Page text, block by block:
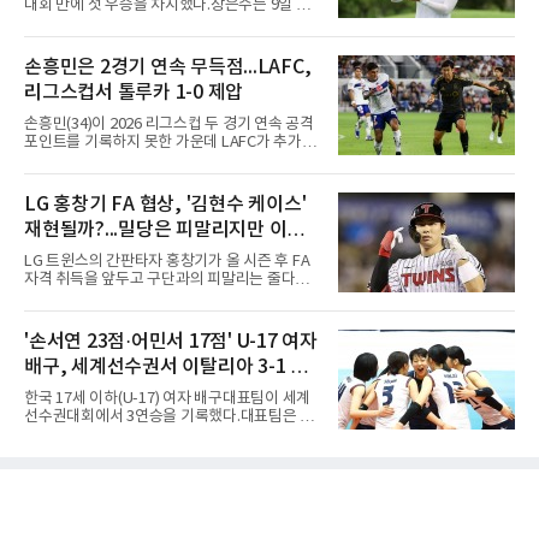
에서 연평균 약 28억 원에 달하는 대형 계약과
라도 돌아올 곳이 확실하다.그렇다고 포스팅 도
전의 의미가 작아지는 것은 아
대회 만에 첫 우승을 차지했다.장은수는 9일 제
서 열린 제주삼다수 마스터스(총상금 10억원)
최종 4라운드에서 보기 없이 버디 3개를 잡아 합
계 14언더파 274타를 기록했다. 13언더파 275
타 공동 2위 강채연, 문정민을 1타 차로 제치고
우승 상금 1억8천만원을 받았다.2017년 신인왕
출신인 그는 상비군과 국가대표를 거쳤지만
2020시즌 이후 세 차례 정규투어 출전권을 잃고
다 16번 홀(파4)에서 두 번째 샷을 홀 3ｍ에 붙여
버디를 잡고 단독 선두에 나섰다
손흥민은 2경기 연속 무득점...LAFC,
리그스컵서 톨루카 1-0 제압
손흥민(34)이 2026 리그스컵 두 경기 연속 공격
포인트를 기록하지 못한 가운데 LAFC가 추가시
간) 미국 로스앤젤레스 BMO 스타디움에서 열린
멕시코 리가 MX 톨루카와의 조별리그 2차전에
최전방 공격수로 선발 출전했으나 슈팅 없이 후
반 23분 주드 테리와 교체됐다. 북중미 월드컵
이후 MLS 4경기 연속 골을 넣었던 그는 지난 6
일 치바스 과달라하라전에 이어 침묵했다.전반
1분 다비드 마르티네스가 얻은 페널티킥은 비디
이컵 샤펠버그의 크로스가 걷혀 나오자 에디 세
구라가 페널티아크 왼쪽에서 오
LG 홍창기 FA 협상, '김현수 케이스'
재현될까?...밀당은 피말리지만 이적
가능성은 낮아
LG 트윈스의 간판타자 홍창기가 올 시즌 후 FA
자격 취득을 앞두고 구단과의 피말리는 줄다리
김현수가 FA 시장에서 이적했던 충격적인 선례
가 소환되면서 벌써부터 팬들의 이목이 집중되
는 양상이다.다만 이번 협상은 과거 김현수 케이
스와는 판이하게 다른 환경 속에서 전개될 것으
로 보인다. 선수 측과 구단 간의 시각 차이가 팽
팽히 맞서며 내부 협상 과정은 극심한 진통을 겪
을 가능성이 크지만, 시장 외부에서 불어오는 변
'손서연 23점·어민서 17점' U-17 여자
배구, 세계선수권서 이탈리아 3-1 완
파...조별리그 3연승
한국 17세 이하(U-17) 여자 배구대표팀이 세계
선수권대회에서 3연승을 기록했다.대표팀은 9